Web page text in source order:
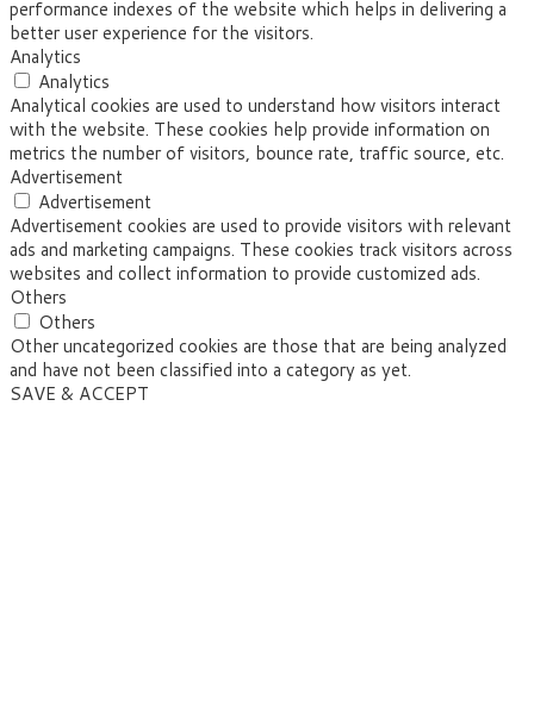
performance indexes of the website which helps in delivering a
better user experience for the visitors.
Analytics
Analytics
Analytical cookies are used to understand how visitors interact
with the website. These cookies help provide information on
metrics the number of visitors, bounce rate, traffic source, etc.
Advertisement
Advertisement
Advertisement cookies are used to provide visitors with relevant
ads and marketing campaigns. These cookies track visitors across
websites and collect information to provide customized ads.
Others
Others
Other uncategorized cookies are those that are being analyzed
and have not been classified into a category as yet.
SAVE & ACCEPT